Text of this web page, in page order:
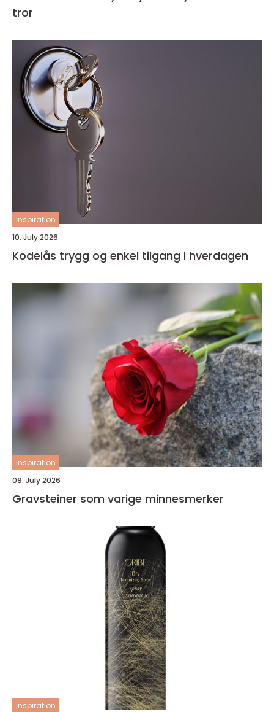
tror
inspiration
10. July 2026
Kodelås trygg og enkel tilgang i hverdagen
inspiration
09. July 2026
Gravsteiner som varige minnesmerker
inspiration